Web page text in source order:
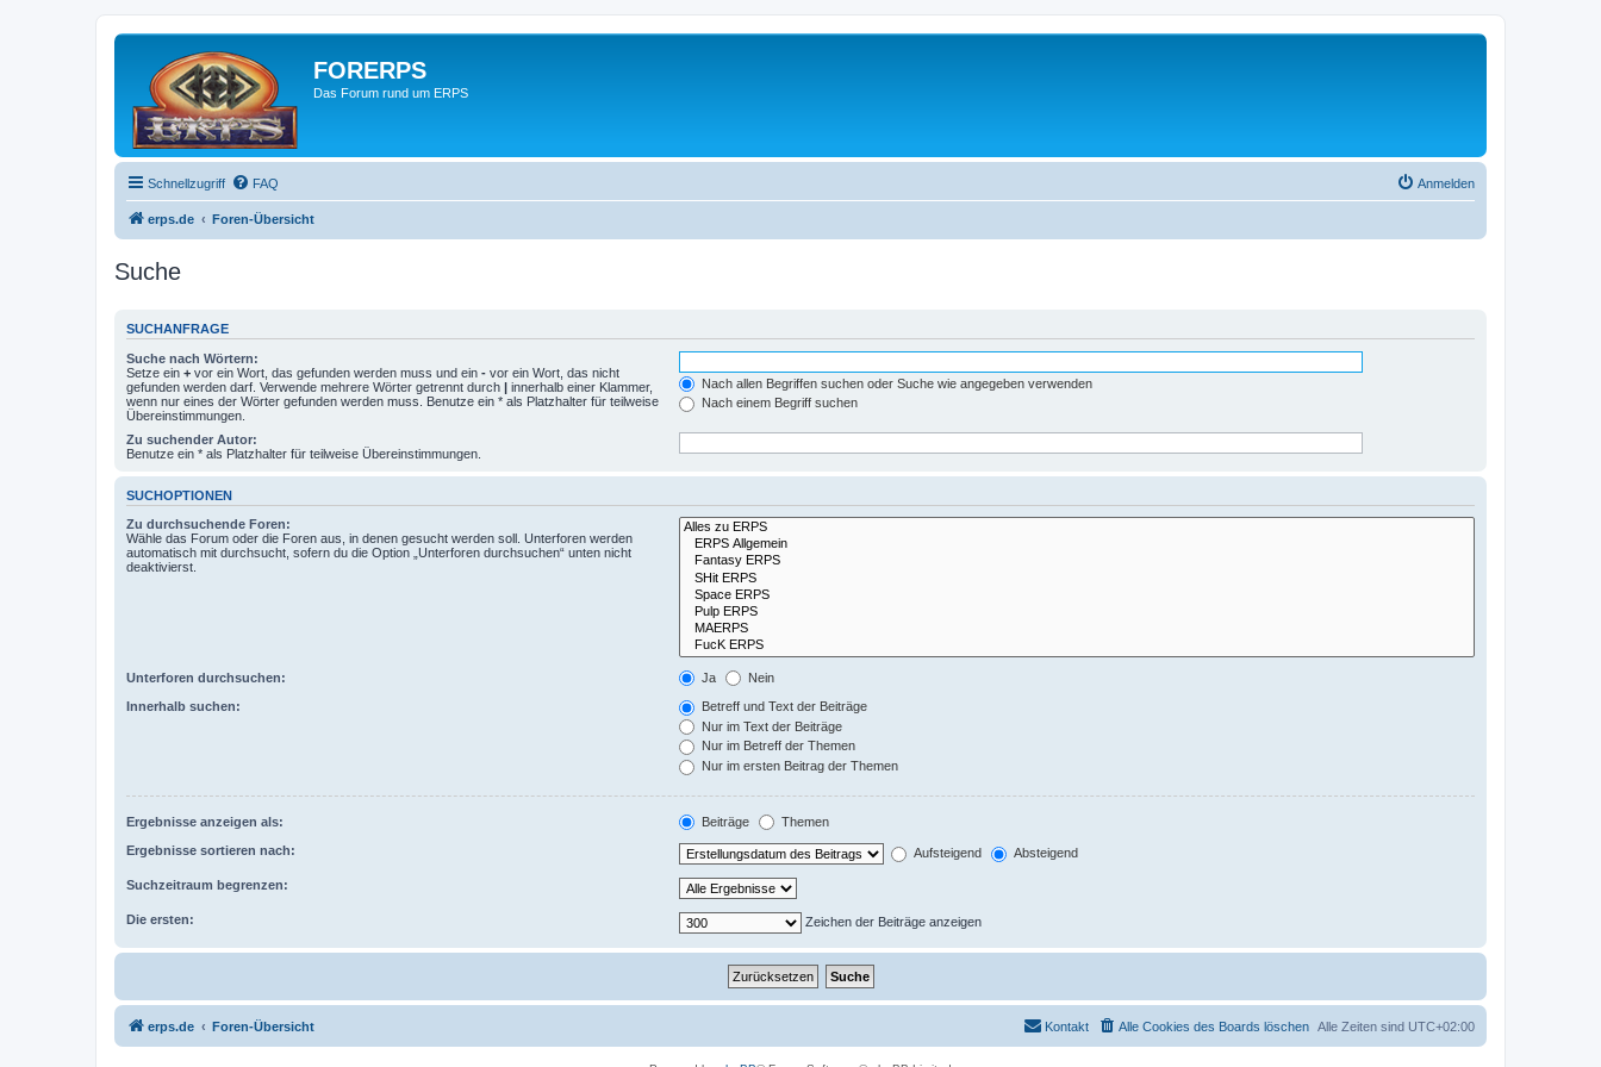
FORERPS
Das Forum rund um ERPS
Schnellzugriff FAQ Anmelden
erps.de Foren-Übersicht
Suche
SUCHANFRAGE
Suche nach Wörtern:
Setze ein + vor ein Wort, das gefunden werden muss und ein - vor ein Wort, das nicht
gefunden werden darf. Verwende mehrere Wörter getrennt durch | innerhalb einer Klammer,
wenn nur eines der Wörter gefunden werden muss. Benutze ein * als Platzhalter für teilweise
Übereinstimmungen.
Nach allen Begriffen suchen oder Suche wie angegeben verwenden
Nach einem Begriff suchen
Zu suchender Autor:
Benutze ein * als Platzhalter für teilweise Übereinstimmungen.
SUCHOPTIONEN
Zu durchsuchende Foren:
Wähle das Forum oder die Foren aus, in denen gesucht werden soll. Unterforen werden
automatisch mit durchsucht, sofern du die Option „Unterforen durchsuchen“ unten nicht
deaktivierst.
Unterforen durchsuchen: Ja Nein
Innerhalb suchen:
Betreff und Text der Beiträge
Nur im Text der Beiträge
Nur im Betreff der Themen
Nur im ersten Beitrag der Themen
Ergebnisse anzeigen als: Beiträge Themen
Ergebnisse sortieren nach: Aufsteigend Absteigend
Suchzeitraum begrenzen:
Die ersten: Zeichen der Beiträge anzeigen
erps.de Foren-Übersicht Alle Zeiten sind UTC+02:00
Alle Cookies des Boards löschen
Kontakt